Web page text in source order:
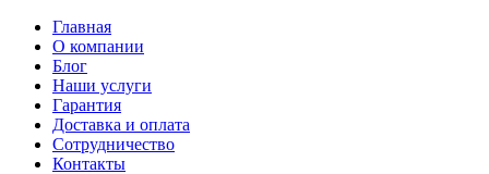
Главная
О компании
Блог
Наши услуги
Гарантия
Доставка и оплата
Сотрудничество
Контакты